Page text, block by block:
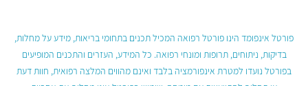
פורטל אינפומד הינו פורטל רפואה המכיל תכנים בתחומי בריאות, מידע על מחלות,
בדיקות, ניתוחים, תרופות ומונחי רפואה. כל המידע, העזרים והתכנים המופיעים
בפורטל נועדו למטרת אינפורמציה בלבד ואינם מהווים המלצה רפואית, חוות דעת